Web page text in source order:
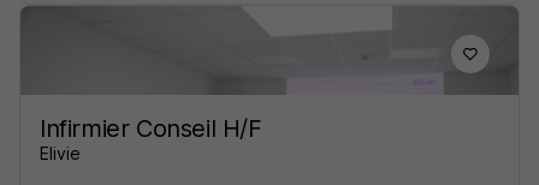
Infirmier Conseil H/F
Elivie